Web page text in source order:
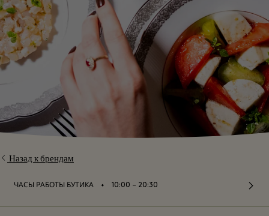
Назад к брендам
ЧАСЫ РАБОТЫ БУТИКА ⬩ 10:00 – 20:30